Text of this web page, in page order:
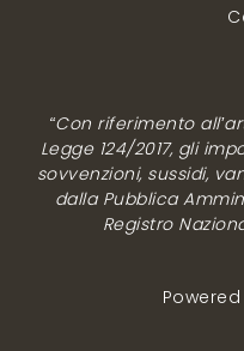
“Con riferimento
Legge 124/2017, gli
sovvenzioni, sussidi,
dalla Pubblica
Registro